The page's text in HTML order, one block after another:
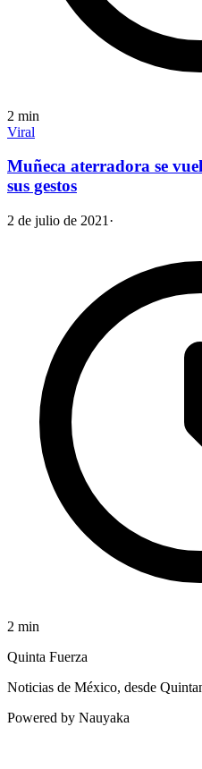
2 min
Viral
Muñeca aterradora se
sus gestos
2 de julio de 2021 ·
2 min
Quinta Fuerza
Noticias de México, desde
Powered by Nauyaka